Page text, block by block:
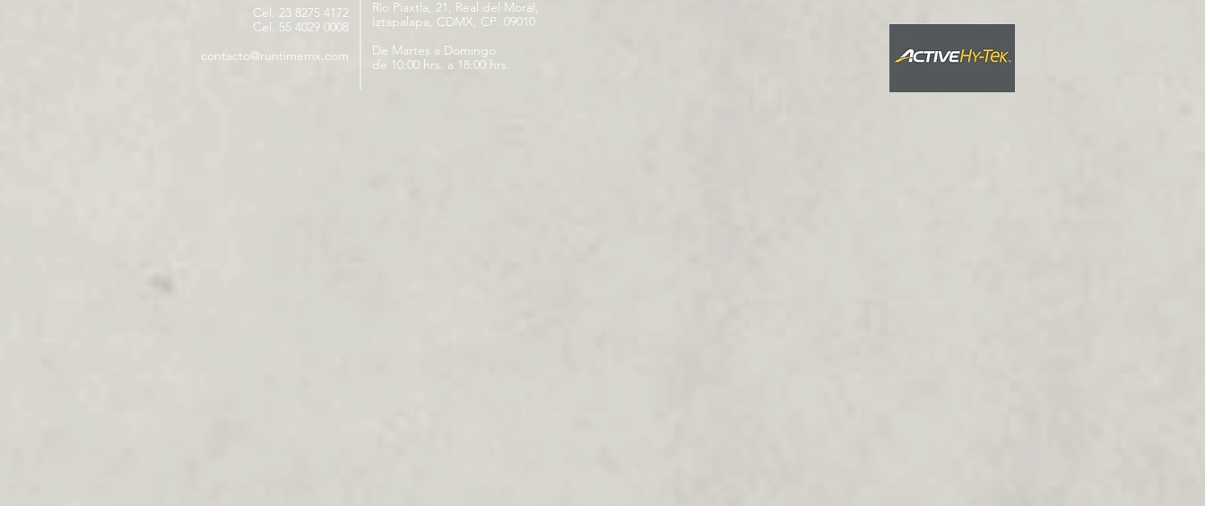
Rio Piaxtla, 21, Real del Moral,
Iztapalapa, CDMX, CP: 09010
De Martes a Domingo
de 10:00 hrs. a 18:00 hrs.
Cel. 23 8275 4172
Cel. 55 4029 0008
contacto@runtimemx.com